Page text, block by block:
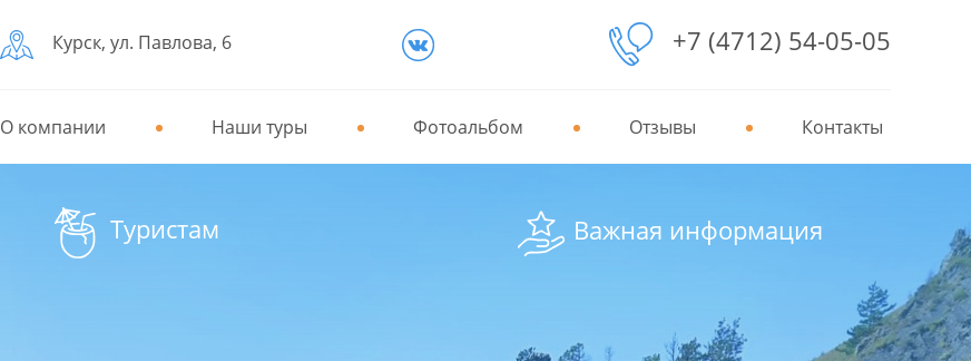
Курск, ул. Павлова, 6 +7 (4712) 54-05-05
О компании Наши туры Фотоальбом Отзывы Контакты
Туристам Важная информация